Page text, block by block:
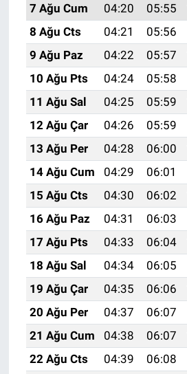
7 Ağu Cum
04:20 05:55
8 Ağu Cts
04:21 05:56
9 Ağu Paz
04:22 05:57
10 Ağu Pts
04:24 05:58
11 Ağu Sal
04:25 05:59
12 Ağu Çar
04:26 05:59
13 Ağu Per
04:28 06:00
14 Ağu Cum
04:29 06:01
15 Ağu Cts
04:30 06:02
16 Ağu Paz
04:31 06:03
17 Ağu Pts
04:33 06:04
18 Ağu Sal
04:34 06:05
19 Ağu Çar
04:35 06:06
20 Ağu Per
04:37 06:07
21 Ağu Cum
04:38 06:07
22 Ağu Cts
04:39 06:08